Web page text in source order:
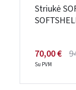
Striukė
70,00 €
Su PVM